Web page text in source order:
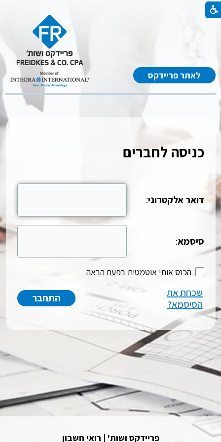
לאתר פריידקס
כניסה לחברים
דואר אלקטרוני:
סיסמא:
הכנס אותי אוטמטית בפעם הבאה
שכחת את
הסיסמא?
פריידקס ושות' | רואי חשבון